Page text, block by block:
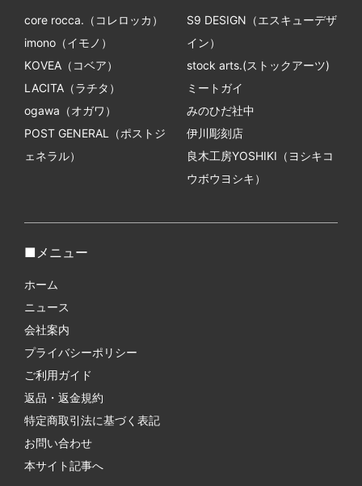
core rocca.（コレロッカ）
imono（イモノ）
KOVEA（コベア）
LACITA（ラチタ）
ogawa（オガワ）
POST GENERAL（ポストジ
ェネラル）
S9 DESIGN（エスキューデザ
イン）
stock arts.(ストックアーツ)
ミートガイ
みのひだ社中
伊川彫刻店
良木工房YOSHIKI（ヨシキコ
ウボウヨシキ）
メニュー
ホーム
ニュース
会社案内
プライバシーポリシー
ご利用ガイド
返品・返金規約
特定商取引法に基づく表記
お問い合わせ
本サイト記事へ